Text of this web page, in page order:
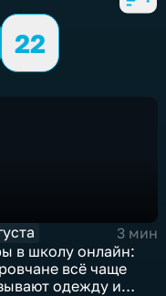
22
3 мин
в школу онлайн:
всё чаще
одежду и